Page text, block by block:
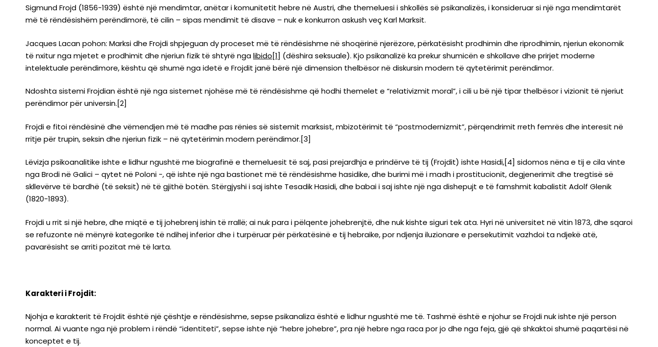
Sigmund Frojd (1856-1939) është një mendimtar, anëtar i komunitetit hebre në Austri, dhe themeluesi i shkollës së psikanalizës, i konsideruar si një nga mendimtarët
më të rëndësishëm perëndimorë, të cilin – sipas mendimit të disave – nuk e konkurron askush veç Karl Marksit.
Jacques Lacan pohon: Marksi dhe Frojdi shpjeguan dy proceset më të rëndësishme në shoqërinë njerëzore, përkatësisht prodhimin dhe riprodhimin, njeriun ekonomik
të nxitur nga mjetet e prodhimit dhe njeriun fizik të shtyrë ngalibido[1] (dëshira seksuale). Kjo psikanalizë ka prekur shumicën e shkollave dhe prirjet moderne
intelektuale perëndimore, kështu që shumë nga idetë e Frojdit janë bërë një dimension thelbësor në diskursin modern të qytetërimit perëndimor.
Ndoshta sistemi Frojdian është një nga sistemet njohëse më të rëndësishme që hodhi themelet e “relativizmit moral”, i cili u bë një tipar thelbësor i vizionit të njeriut
perëndimor për universin.[2]
Frojdi e fitoi rëndësinë dhe vëmendjen më të madhe pas rënies së sistemit marksist, mbizotërimit të “postmodernizmit”, përqendrimit rreth femrës dhe interesit në
rritje për trupin, seksin dhe njeriun fizik – në qytetërimin modern perëndimor.[3]
Lëvizja psikoanalitike ishte e lidhur ngushtë me biografinë e themeluesit të saj, pasi prejardhja e prindërve të tij (Frojdit) ishte Hasidi,[4] sidomos nëna e tij e cila vinte
nga Brodi në Galici – qytet në Poloni -, që ishte një nga bastionet më të rëndësishme hasidike, dhe burimi më i madh i prostitucionit, degjenerimit dhe tregtisë së
skllevërve të bardhë (të seksit) në të gjithë botën. Stërgjyshi i saj ishte Tesadik Hasidi, dhe babai i saj ishte një nga dishepujt e të famshmit kabalistit Adolf Glenik
(1820-1893).
Frojdi u rrit si një hebre, dhe miqtë e tij johebrenj ishin të rrallë; ai nuk para i pëlqente johebrenjtë, dhe nuk kishte siguri tek ata. Hyri në universitet në vitin 1873, dhe sqaroi
se refuzonte në mënyrë kategorike të ndihej inferior dhe i turpëruar për përkatësinë e tij hebraike, por ndjenja iluzionare e persekutimit vazhdoi ta ndjekë atë,
pavarësisht se arriti pozitat më të larta.
Karakteri i Frojdit:
Njohja e karakterit të Frojdit është një çështje e rëndësishme, sepse psikanaliza është e lidhur ngushtë me të. Tashmë është e njohur se Frojdi nuk ishte një person
normal. Ai vuante nga një problem i rëndë “identiteti”, sepse ishte një “hebre johebre”, pra një hebre nga raca por jo dhe nga feja, gjë që shkaktoi shumë paqartësi në
konceptet e tij.